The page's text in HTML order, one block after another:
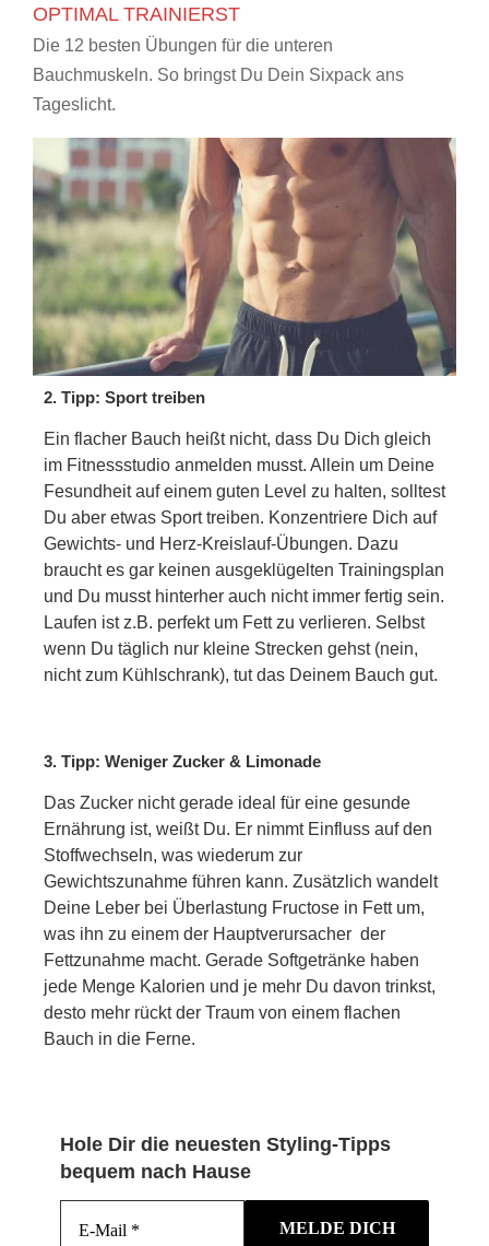
OPTIMAL TRAINIERST
Die 12 besten Übungen für die unteren
Bauchmuskeln. So bringst Du Dein Sixpack ans
Tageslicht.
2. Tipp: Sport treiben
Ein flacher Bauch heißt nicht, dass Du Dich gleich
im Fitnessstudio anmelden musst. Allein um Deine
Fesundheit auf einem guten Level zu halten, solltest
Du aber etwas Sport treiben. Konzentriere Dich auf
Gewichts- und Herz-Kreislauf-Übungen. Dazu
braucht es gar keinen ausgeklügelten Trainingsplan
und Du musst hinterher auch nicht immer fertig sein.
Laufen ist z.B. perfekt um Fett zu verlieren. Selbst
wenn Du täglich nur kleine Strecken gehst (nein,
nicht zum Kühlschrank), tut das Deinem Bauch gut.
3. Tipp: Weniger Zucker & Limonade
Das Zucker nicht gerade ideal für eine gesunde
Ernährung ist, weißt Du. Er nimmt Einfluss auf den
Stoffwechseln, was wiederum zur
Gewichtszunahme führen kann. Zusätzlich wandelt
Deine Leber bei Überlastung Fructose in Fett um,
was ihn zu einem der Hauptverursacher der
Fettzunahme macht. Gerade Softgetränke haben
jede Menge Kalorien und je mehr Du davon trinkst,
desto mehr rückt der Traum von einem flachen
Bauch in die Ferne.
Hole Dir die neuesten Styling-Tipps
bequem nach Hause